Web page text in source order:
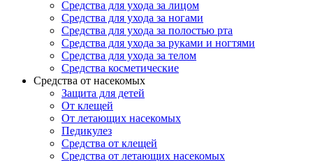
Средства для ухода за лицом
Средства для ухода за ногами
Средства для ухода за полостью рта
Средства для ухода за руками и ногтями
Средства для ухода за телом
Средства косметические
Средства от насекомых
Защита для детей
От клещей
От летающих насекомых
Педикулез
Средства от клещей
Средства от летающих насекомых